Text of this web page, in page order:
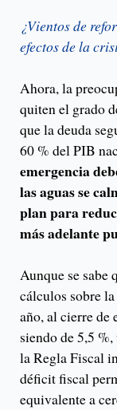
¿Vientos de
efectos de la
Ahora, la
quiten el grado
que la deuda
60 % del PIB
emergencia
las aguas se
plan para
más adelante
Aunque se sabe
cálculos sobre
año, al cierre
siendo de 5,5
la Regla Fiscal
déficit fiscal
equivalente a